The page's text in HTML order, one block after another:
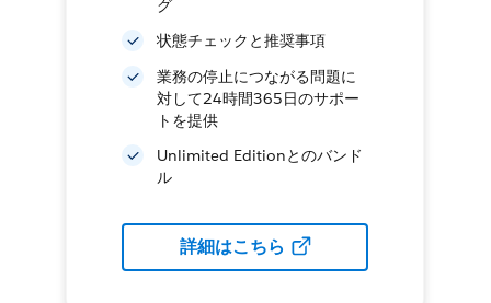
グ
状態チェックと推奨事項
業務の停止につながる問題に
対して24時間365日のサポー
トを提供
Unlimited Editionとのバンド
ル
詳細はこちら